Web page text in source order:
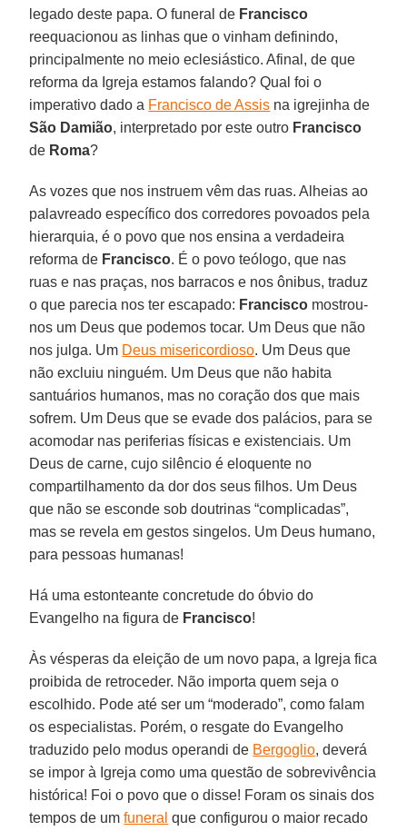
legado deste papa. O funeral de Francisco
reequacionou as linhas que o vinham definindo,
principalmente no meio eclesiástico. Afinal, de que
reforma da Igreja estamos falando? Qual foi o
imperativo dado a Francisco de Assis na igrejinha de
São Damião, interpretado por este outro Francisco
de Roma?
As vozes que nos instruem vêm das ruas. Alheias ao
palavreado específico dos corredores povoados pela
hierarquia, é o povo que nos ensina a verdadeira
reforma de Francisco. É o povo teólogo, que nas
ruas e nas praças, nos barracos e nos ônibus, traduz
o que parecia nos ter escapado: Francisco mostrou-
nos um Deus que podemos tocar. Um Deus que não
nos julga. Um Deus misericordioso. Um Deus que
não excluiu ninguém. Um Deus que não habita
santuários humanos, mas no coração dos que mais
sofrem. Um Deus que se evade dos palácios, para se
acomodar nas periferias físicas e existenciais. Um
Deus de carne, cujo silêncio é eloquente no
compartilhamento da dor dos seus filhos. Um Deus
que não se esconde sob doutrinas “complicadas”,
mas se revela em gestos singelos. Um Deus humano,
para pessoas humanas!
Há uma estonteante concretude do óbvio do
Evangelho na figura de Francisco!
Às vésperas da eleição de um novo papa, a Igreja fica
proibida de retroceder. Não importa quem seja o
escolhido. Pode até ser um “moderado”, como falam
os especialistas. Porém, o resgate do Evangelho
traduzido pelo modus operandi de Bergoglio, deverá
se impor à Igreja como uma questão de sobrevivência
histórica! Foi o povo que o disse! Foram os sinais dos
tempos de umfuneral que configurou o maior recado